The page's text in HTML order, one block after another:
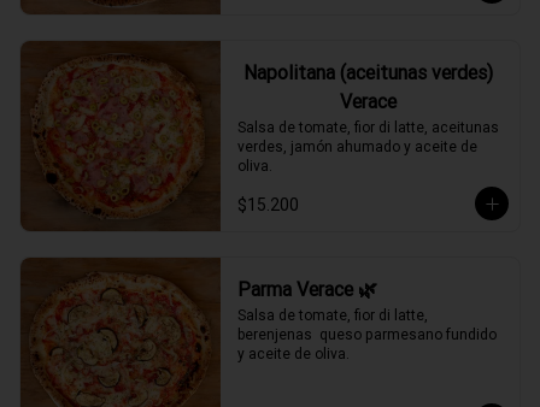
Napolitana (aceitunas verdes)
Verace
Salsa de tomate, fior di latte, aceitunas
verdes, jamón ahumado y aceite de
oliva.
$15.200
Parma Verace 🌿
Salsa de tomate, fior di latte,
berenjenas  queso parmesano fundido
y aceite de oliva.